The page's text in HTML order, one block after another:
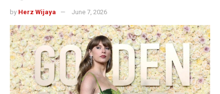
by Herz Wijaya June 7, 2026